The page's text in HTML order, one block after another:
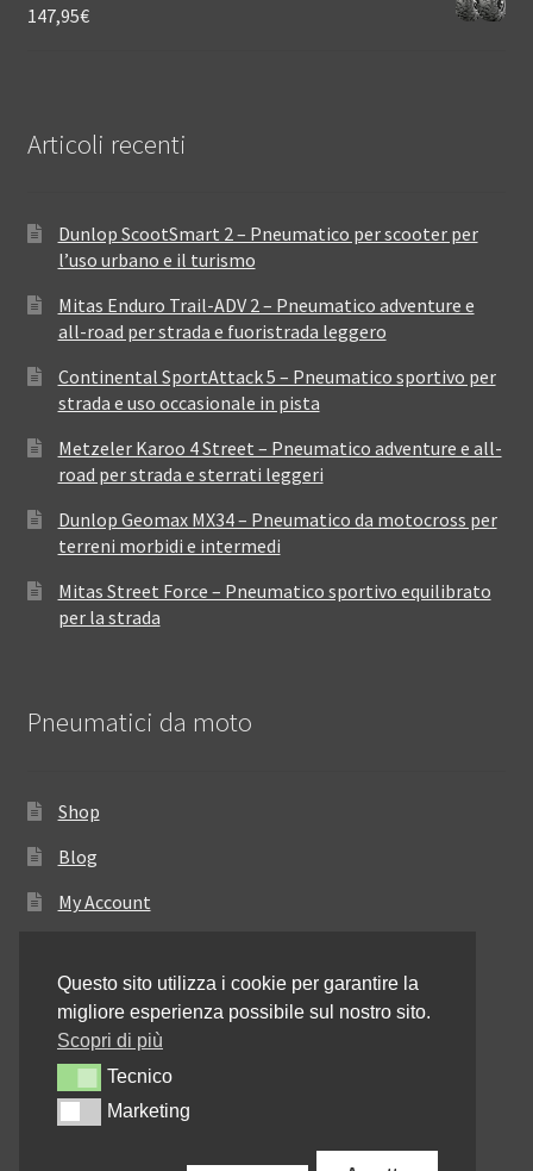
147,95€
Articoli recenti
Dunlop ScootSmart 2 – Pneumatico per scooter per
l’uso urbano e il turismo
Mitas Enduro Trail-ADV 2 – Pneumatico adventure e
all-road per strada e fuoristrada leggero
Continental SportAttack 5 – Pneumatico sportivo per
strada e uso occasionale in pista
Metzeler Karoo 4 Street – Pneumatico adventure e all-
road per strada e sterrati leggeri
Dunlop Geomax MX34 – Pneumatico da motocross per
terreni morbidi e intermedi
Mitas Street Force – Pneumatico sportivo equilibrato
per la strada
Pneumatici da moto
Shop
Blog
My Account
Resi e rimborsi
Annullamento dell’ordine
Informativa sulla privacy
Contattaci
Questo sito utilizza i cookie per garantire la
migliore esperienza possibile sul nostro sito.
Scopri di più
TecnicoTecnico
MarketingMarketing